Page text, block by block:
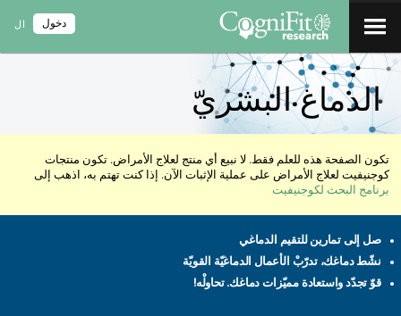
ال دخول
الدماغ البشريّ
تكون الصفحة هذه للعلم فقط. لا نبيع أي منتج لعلاج الأمراض. تكون منتجات
كوجنيفيت لعلاج الأمراض على عملية الإثبات الآن. إذا كنت تهتم به، اذهب إلى
برنامج البحث لكوجنيفيت
صل إلى تمارين للتقيم الدماغي
نشّط دماغك، تدرّبْ الأعمال الدماغيّة القويّة
قوّ تجدّد واستعادة مميّزات دماغك. تحاولْه!